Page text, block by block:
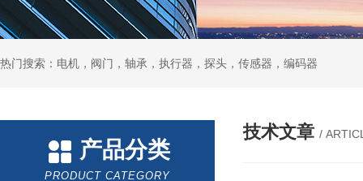
热门搜索：电机，阀门，轴承，执行器，探头，传感器，编码器
产品分类
PRODUCT CATEGORY
技术文章 /